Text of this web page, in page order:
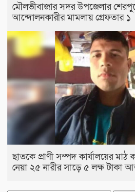
মৌলভীবাজার সদর উপজেলার
আন্দোলনকারীর মামলায় গ্রেফতার ১
ছাতকে প্রাণী সম্পদ কার্যালয়ের মাঠ
নেয়া ২৫ নারীর সাড়ে ৫ লক্ষ টাকা